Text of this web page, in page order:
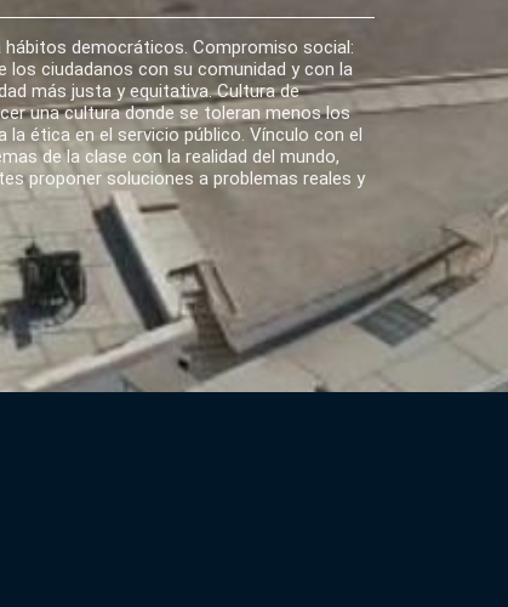
hábitos democráticos. Compromiso social:
los ciudadanos con su comunidad y con la
más justa y equitativa. Cultura de
una cultura donde se toleran menos los
ética en el servicio público. Vínculo con el
de la clase con la realidad del mundo,
proponer soluciones a problemas reales y